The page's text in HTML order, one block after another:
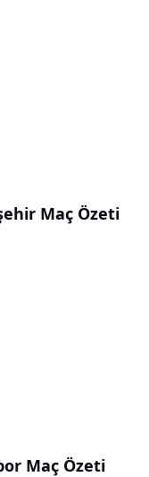
Maç Özeti
Maç Özeti